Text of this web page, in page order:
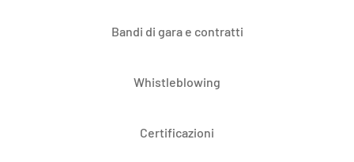
Bandi di gara e contratti
Whistleblowing
Certificazioni